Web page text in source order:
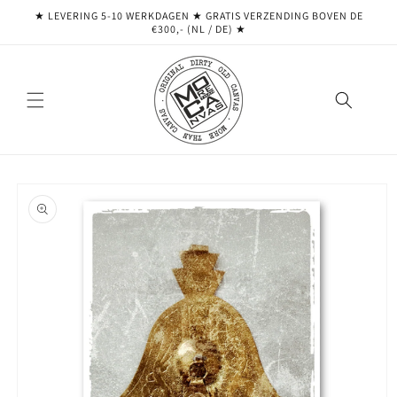
naar de
★ LEVERING 5-10 WERKDAGEN ★ GRATIS VERZENDING BOVEN DE
€300,- (NL / DE) ★